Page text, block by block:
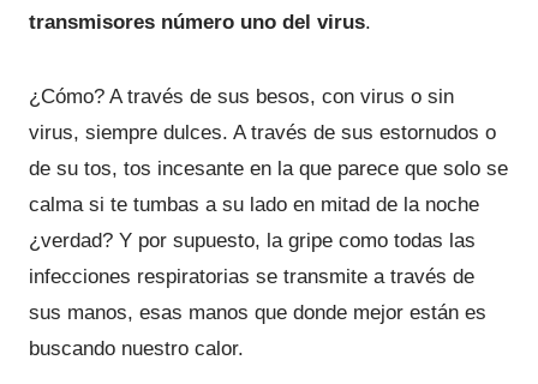
transmisores número uno del virus.
¿Cómo? A través de sus besos, con virus o sin
virus, siempre dulces. A través de sus estornudos o
de su tos, tos incesante en la que parece que solo se
calma si te tumbas a su lado en mitad de la noche
¿verdad? Y por supuesto, la gripe como todas las
infecciones respiratorias se transmite a través de
sus manos, esas manos que donde mejor están es
buscando nuestro calor.